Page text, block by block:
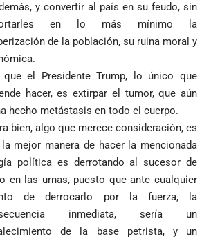
y convertir al país en su feudo, sin
en lo más mínimo la
de la población, su ruina moral y
que el Presidente Trump, lo único que
hacer, es extirpar el tumor, que aún
hecho metástasis en todo el cuerpo.
bien, algo que merece consideración, es
mejor manera de hacer la mencionada
política es derrotando al sucesor de
en las urnas, puesto que ante cualquier
de derrocarlo por la fuerza, la
inmediata, sería un
de la base petrista, y un